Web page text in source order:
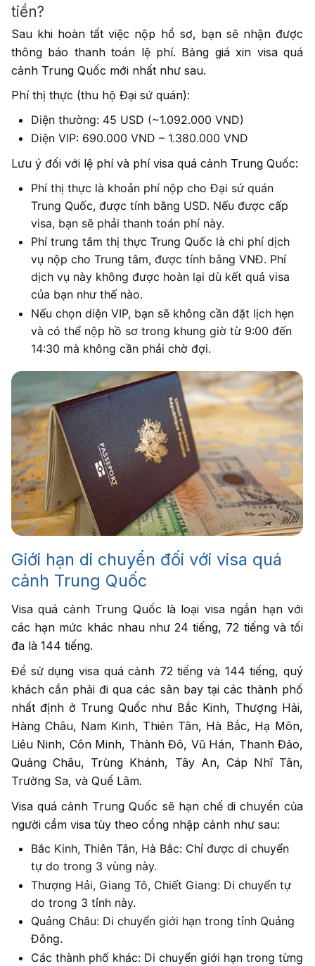
tiền?
Sau khi hoàn tất việc nộp hồ sơ, bạn sẽ nhận được
thông báo thanh toán lệ phí. Bảng giá xin visa quá
cảnh Trung Quốc mới nhất như sau.
Phí thị thực (thu hộ Đại sứ quán):
Diện thường: 45 USD (~1.092.000 VND)
Diện VIP: 690.000 VND – 1.380.000 VND
Lưu ý đối với lệ phí và phí visa quá cảnh Trung Quốc:
Phí thị thực là khoản phí nộp cho Đại sứ quán
Trung Quốc, được tính bằng USD. Nếu được cấp
visa, bạn sẽ phải thanh toán phí này.
Phí trung tâm thị thực Trung Quốc là chi phí dịch
vụ nộp cho Trung tâm, được tính bằng VNĐ. Phí
dịch vụ này không được hoàn lại dù kết quả visa
của bạn như thế nào.
Nếu chọn diện VIP, bạn sẽ không cần đặt lịch hẹn
và có thể nộp hồ sơ trong khung giờ từ 9:00 đến
14:30 mà không cần phải chờ đợi.
Giới hạn di chuyển đối với visa quá
cảnh Trung Quốc
Visa quá cảnh Trung Quốc là loại visa ngắn hạn với
các hạn mức khác nhau như 24 tiếng, 72 tiếng và tối
đa là 144 tiếng.
Để sử dụng visa quá cảnh 72 tiếng và 144 tiếng, quý
khách cần phải đi qua các sân bay tại các thành phố
nhất định ở Trung Quốc như Bắc Kinh, Thượng Hải,
Hàng Châu, Nam Kinh, Thiên Tân, Hà Bắc, Hạ Môn,
Liêu Ninh, Côn Minh, Thành Đô, Vũ Hán, Thanh Đảo,
Quảng Châu, Trùng Khánh, Tây An, Cáp Nhĩ Tân,
Trường Sa, và Quế Lâm.
Visa quá cảnh Trung Quốc sẽ hạn chế di chuyển của
người cầm visa tùy theo cổng nhập cảnh như sau:
Bắc Kinh, Thiên Tân, Hà Bắc: Chỉ được di chuyển
tự do trong 3 vùng này.
Thượng Hải, Giang Tô, Chiết Giang: Di chuyển tự
do trong 3 tỉnh này.
Quảng Châu: Di chuyển giới hạn trong tỉnh Quảng
Đông.
Các thành phố khác: Di chuyển giới hạn trong từng